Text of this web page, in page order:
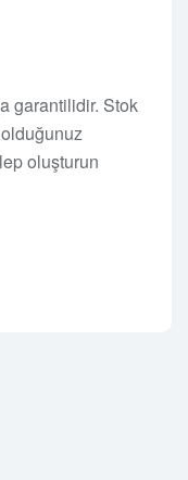
garantilidir. Stok
oluşturun